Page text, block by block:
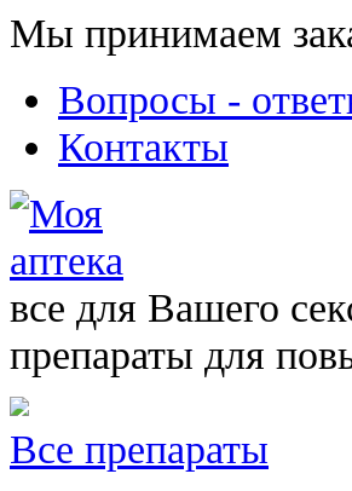
Мы принимаем
Вопросы -
Контакты
все для Вашего
препараты для
Все препараты